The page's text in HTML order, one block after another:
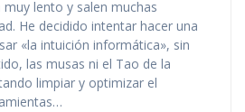
lento y salen muchas
He decidido intentar hacer una
«la intuición informática», sin
las musas ni el Tao de la
limpiar y optimizar el